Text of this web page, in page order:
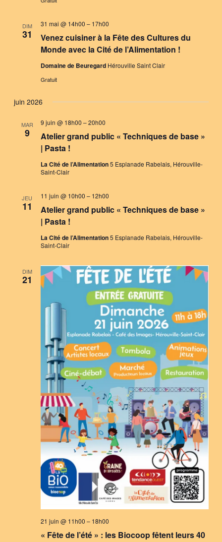
DIM
31
Venez cuisiner à la Fête des Cultures du
Monde avec la Cité de l’Alimentation !
31 mai @ 14h00 – 17h00
Domaine de Beuregard Hérouville Saint Clair
Gratuit
juin 2026
MAR
9
Atelier grand public « Techniques de base »
| Pasta !
9 juin @ 18h00 –20h00
La Cité de l’Alimentation5 Esplanade Rabelais, Hérouville-
Saint-Clair
JEU
11
Atelier grand public « Techniques de base »
| Pasta !
11 juin @ 10h00 – 12h00
La Cité de l’Alimentation5 Esplanade Rabelais, Hérouville-
Saint-Clair
DIM
21
« Fête de l’été » : les Biocoop fêtent leurs 40
21 juin @ 11h00 – 18h00